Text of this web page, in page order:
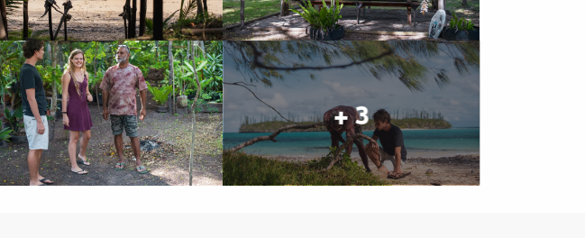
+ 3